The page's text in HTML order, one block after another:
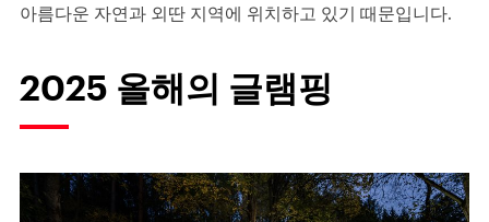
아름다운 자연과 외딴 지역에 위치하고 있기 때문입니다.
2025 올해의 글램핑